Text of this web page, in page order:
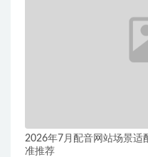
2026年7月配音网站场景适
准推荐